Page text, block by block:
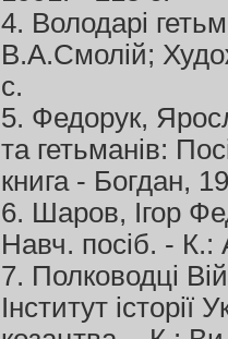
4. Володарі
В.А.Смолій;
с.
5. Федорук,
та гетьманів:
книга - Богдан,
6. Шаров, Ігор
Навч. посіб. - К.:
7. Полководці
Інститут історії